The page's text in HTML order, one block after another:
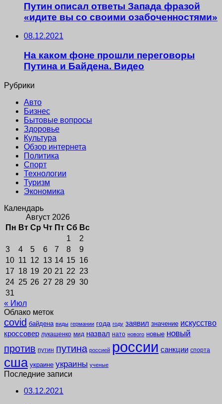
Путин описал ответы Запада фразой
«идите вы со своими озабоченностями»
08.12.2021
На каком фоне прошли переговоры
Путина и Байдена. Видео
Рубрики
Авто
Бизнес
Бытовые вопросы
Здоровье
Культура
Обзор интернета
Политика
Спорт
Технологии
Туризм
Экономика
Календарь
Август 2026
Пн Вт Ср Чт Пт Сб Вс
1
2
3
4 5 6 7 8
9
10 11 12 13 14 15 16
17 18 19 20 21 22 23
24 25 26 27 28 29 30
31
« Июл
Облако меток
covid байдена виды германии года году заявил значение искусство
кроссовер лукашенко мид назвал нато нового новые новый
против путин путина россией россии санкции спорта
сша украине украины ученые
Последние записи
03.12.2021